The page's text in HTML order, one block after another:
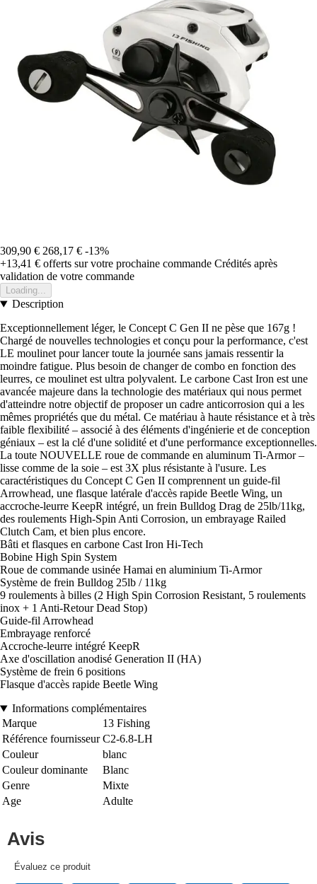
309,90 € 268,17 € -13%
+13,41 € offerts sur votre prochaine commande Crédités après
validation de votre commande
Loading...
Description
Exceptionnellement léger, le Concept C Gen II ne pèse que 167g !
Chargé de nouvelles technologies et conçu pour la performance, c'est
LE moulinet pour lancer toute la journée sans jamais ressentir la
moindre fatigue. Plus besoin de changer de combo en fonction des
leurres, ce moulinet est ultra polyvalent. Le carbone Cast Iron est une
avancée majeure dans la technologie des matériaux qui nous permet
d'atteindre notre objectif de proposer un cadre anticorrosion qui a les
mêmes propriétés que du métal. Ce matériau à haute résistance et à très
faible flexibilité – associé à des éléments d'ingénierie et de conception
géniaux – est la clé d'une solidité et d'une performance exceptionnelles.
La toute NOUVELLE roue de commande en aluminum Ti-Armor –
lisse comme de la soie – est 3X plus résistante à l'usure. Les
caractéristiques du Concept C Gen II comprennent un guide-fil
Arrowhead, une flasque latérale d'accès rapide Beetle Wing, un
accroche-leurre KeepR intégré, un frein Bulldog Drag de 25lb/11kg,
des roulements High-Spin Anti Corrosion, un embrayage Railed
Clutch Cam, et bien plus encore.
Bâti et flasques en carbone Cast Iron Hi-Tech
Bobine High Spin System
Roue de commande usinée Hamai en aluminium Ti-Armor
Système de frein Bulldog 25lb / 11kg
9 roulements à billes (2 High Spin Corrosion Resistant, 5 roulements
inox + 1 Anti-Retour Dead Stop)
Guide-fil Arrowhead
Embrayage renforcé
Accroche-leurre intégré KeepR
Axe d'oscillation anodisé Generation II (HA)
Système de frein 6 positions
Flasque d'accès rapide Beetle Wing
Informations complémentaires
Marque
13 Fishing
Référence fournisseur C2-6.8-LH
Couleur
blanc
Couleur dominante
Blanc
Genre
Mixte
Age
Adulte